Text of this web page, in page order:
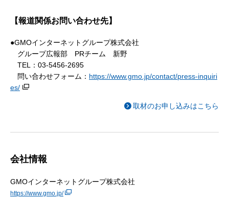
【報道関係お問い合わせ先】
●GMOインターネットグループ株式会社
グループ広報部 PRチーム 新野
TEL：03-5456-2695
問い合わせフォーム： https://www.gmo.jp/contact/press-inquiri
es/
取材のお申し込みはこちら
会社情報
GMOインターネットグループ株式会社
https://www.gmo.jp/